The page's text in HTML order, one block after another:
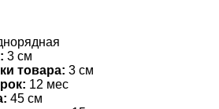
3 см
товара: 3 см
12 мес
45 см